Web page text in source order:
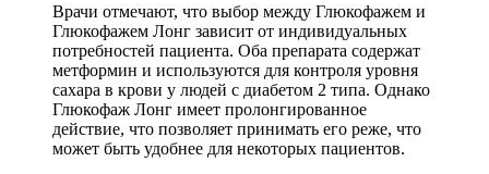
Врачи отмечают, что выбор между Глюкофажем и
Глюкофажем Лонг зависит от индивидуальных
потребностей пациента. Оба препарата содержат
метформин и используются для контроля уровня
сахара в крови у людей с диабетом 2 типа. Однако
Глюкофаж Лонг имеет пролонгированное
действие, что позволяет принимать его реже, что
может быть удобнее для некоторых пациентов.